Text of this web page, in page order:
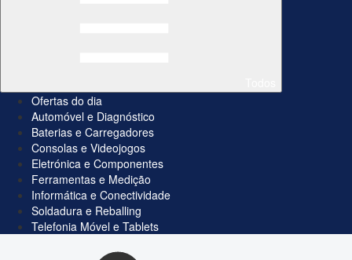
Ofertas do dia
Automóvel e Diagnóstico
Baterias e Carregadores
Consolas e Videojogos
Eletrónica e Componentes
Ferramentas e Medição
Informática e Conectividade
Soldadura e Reballing
Telefonia Móvel e Tablets